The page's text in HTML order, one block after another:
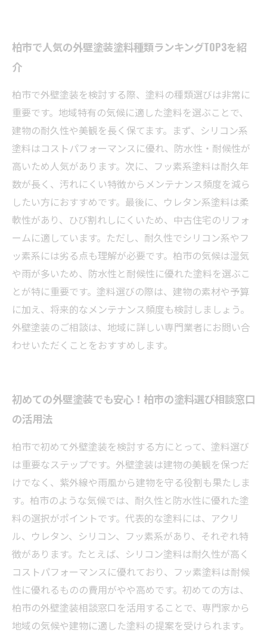
柏市で人気の外壁塗装塗料種類ランキングTOP3を紹
介
柏市で外壁塗装を検討する際、塗料の種類選びは非常に
重要です。地域特有の気候に適した塗料を選ぶことで、
建物の耐久性や美観を長く保てます。まず、シリコン系
塗料はコストパフォーマンスに優れ、防水性・耐候性が
高いため人気があります。次に、フッ素系塗料は耐久年
数が長く、汚れにくい特徴からメンテナンス頻度を減ら
したい方におすすめです。最後に、ウレタン系塗料は柔
軟性があり、ひび割れしにくいため、中古住宅のリフォ
ームに適しています。ただし、耐久性でシリコン系やフ
ッ素系には劣る点も理解が必要です。柏市の気候は湿気
や雨が多いため、防水性と耐候性に優れた塗料を選ぶこ
とが特に重要です。塗料選びの際は、建物の素材や予算
に加え、将来的なメンテナンス頻度も検討しましょう。
外壁塗装のご相談は、地域に詳しい専門業者にお問い合
わせいただくことをおすすめします。
初めての外壁塗装でも安心！柏市の塗料選び相談窓口
の活用法
柏市で初めて外壁塗装を検討する方にとって、塗料選び
は重要なステップです。外壁塗装は建物の美観を保つだ
けでなく、紫外線や雨風から建物を守る役割も果たしま
す。柏市のような気候では、耐久性と防水性に優れた塗
料の選択がポイントです。代表的な塗料には、アクリ
ル、ウレタン、シリコン、フッ素系があり、それぞれ特
徴があります。たとえば、シリコン塗料は耐久性が高く
コストパフォーマンスに優れており、フッ素塗料は耐候
性に優れるものの費用がやや高めです。初めての方は、
柏市の外壁塗装相談窓口を活用することで、専門家から
地域の気候や建物に適した塗料の提案を受けられます。